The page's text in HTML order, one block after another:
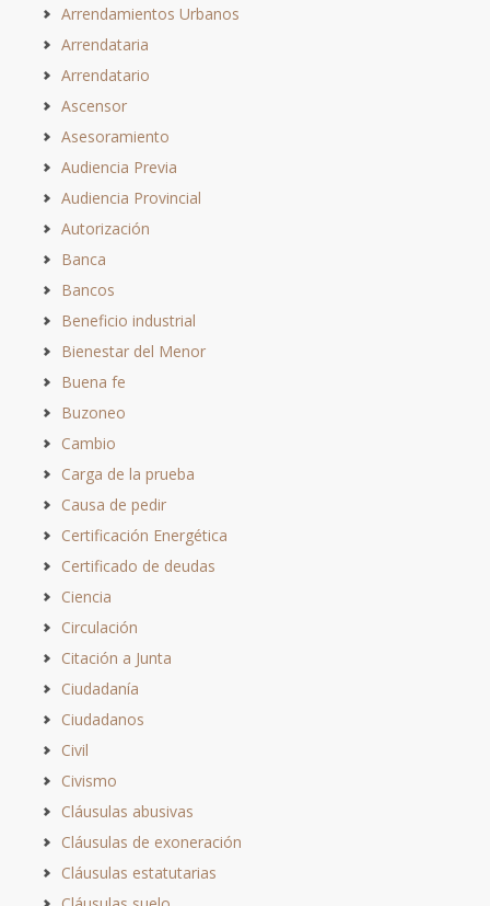
Arrendamientos Urbanos
Arrendataria
Arrendatario
Ascensor
Asesoramiento
Audiencia Previa
Audiencia Provincial
Autorización
Banca
Bancos
Beneficio industrial
Bienestar del Menor
Buena fe
Buzoneo
Cambio
Carga de la prueba
Causa de pedir
Certificación Energética
Certificado de deudas
Ciencia
Circulación
Citación a Junta
Ciudadanía
Ciudadanos
Civil
Civismo
Cláusulas abusivas
Cláusulas de exoneración
Cláusulas estatutarias